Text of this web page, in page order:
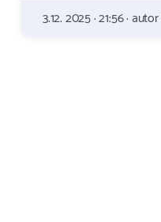
3.12. 2025 · 21:56 · autor